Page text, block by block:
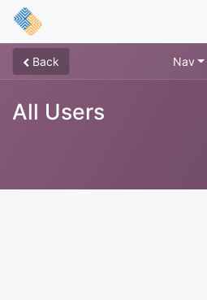
Back Nav
All Users